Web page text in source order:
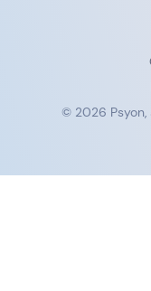
© 2026 Psyon,